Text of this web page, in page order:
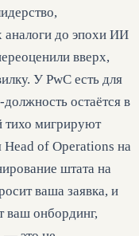
до эпохи ИИ
вверх,
У PwC есть для
остаётся в
тихо мигрируют
Head of Operations на
штата на
ваша заявка, и
ваш онбординг,